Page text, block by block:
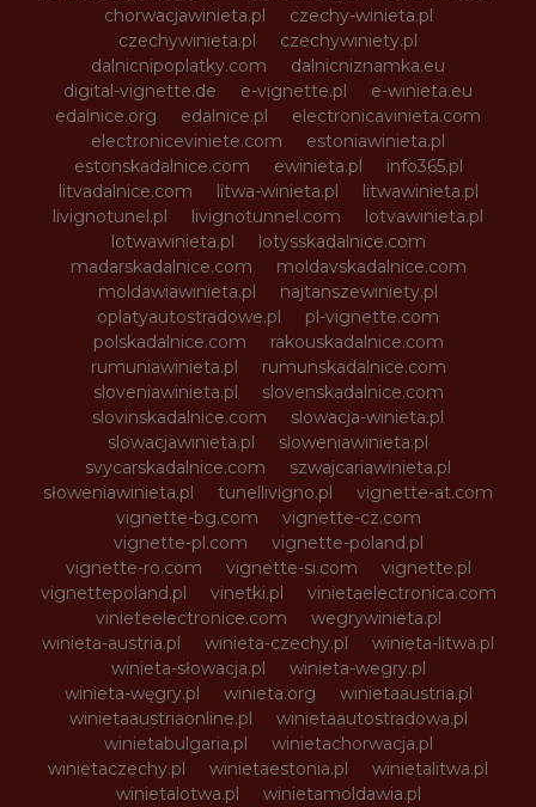
chorwacjawinieta.pl
czechy-winieta.pl
czechywinieta.pl
czechywiniety.pl
dalnicnipoplatky.com
dalnicniznamka.eu
digital-vignette.de
e-vignette.pl
e-winieta.eu
edalnice.org
edalnice.pl
electronicavinieta.com
electroniceviniete.com
estoniawinieta.pl
estonskadalnice.com
ewinieta.pl
info365.pl
litvadalnice.com
litwa-winieta.pl
litwawinieta.pl
livignotunel.pl
livignotunnel.com
lotvawinieta.pl
lotwawinieta.pl
lotysskadalnice.com
madarskadalnice.com
moldavskadalnice.com
moldawiawinieta.pl
najtanszewiniety.pl
oplatyautostradowe.pl
pl-vignette.com
polskadalnice.com
rakouskadalnice.com
rumuniawinieta.pl
rumunskadalnice.com
sloveniawinieta.pl
slovenskadalnice.com
slovinskadalnice.com
slowacja-winieta.pl
slowacjawinieta.pl
sloweniawinieta.pl
svycarskadalnice.com
szwajcariawinieta.pl
słoweniawinieta.pl
tunellivigno.pl
vignette-at.com
vignette-bg.com
vignette-cz.com
vignette-pl.com
vignette-poland.pl
vignette-ro.com
vignette-si.com
vignette.pl
vignettepoland.pl
vinetki.pl
vinietaelectronica.com
vinieteelectronice.com
wegrywinieta.pl
winieta-austria.pl
winieta-czechy.pl
winieta-litwa.pl
winieta-słowacja.pl
winieta-wegry.pl
winieta-węgry.pl
winieta.org
winietaaustria.pl
winietaaustriaonline.pl
winietaautostradowa.pl
winietabulgaria.pl
winietachorwacja.pl
winietaczechy.pl
winietaestonia.pl
winietalitwa.pl
winietalotwa.pl
winietamoldawia.pl